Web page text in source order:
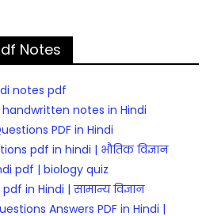
Notes
notes pdf
handwritten notes in Hindi
PDF in Hindi
pdf in hindi | भौतिक विज्ञान
pdf | biology quiz
in Hindi | सामान्य विज्ञान
Answers PDF in Hindi |